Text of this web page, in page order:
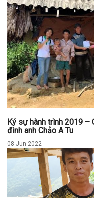
Ký sự hành trình 2019 –
đình anh Chảo A Tu
08 Jun 2022